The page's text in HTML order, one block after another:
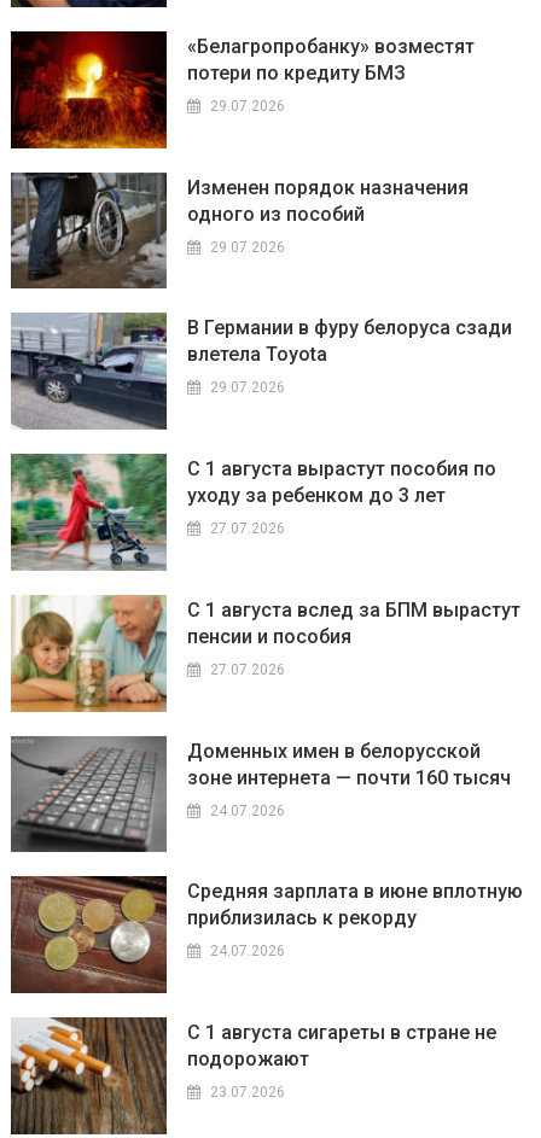
«Белагропробанку» возместят
потери по кредиту БМЗ
29.07.2026
Изменен порядок назначения
одного из пособий
29.07.2026
В Германии в фуру белоруса сзади
влетела Toyota
29.07.2026
С 1 августа вырастут пособия по
уходу за ребенком до 3 лет
27.07.2026
С 1 августа вслед за БПМ вырастут
пенсии и пособия
27.07.2026
Доменных имен в белорусской
зоне интернета — почти 160 тысяч
24.07.2026
Средняя зарплата в июне вплотную
приблизилась к рекорду
24.07.2026
С 1 августа сигареты в стране не
подорожают
23.07.2026